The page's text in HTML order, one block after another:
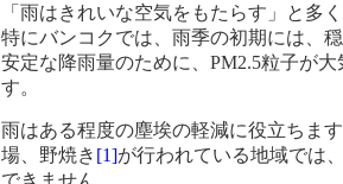
「雨はきれいな空気をもたらす」と多
特にバンコクでは、雨季の初期には、
安定な降雨量のために、 PM2.5粒子が大
す。
雨はある程度の塵埃の軽減に役立ちま
場、野焼き [1]が行われている地域では、
できません。